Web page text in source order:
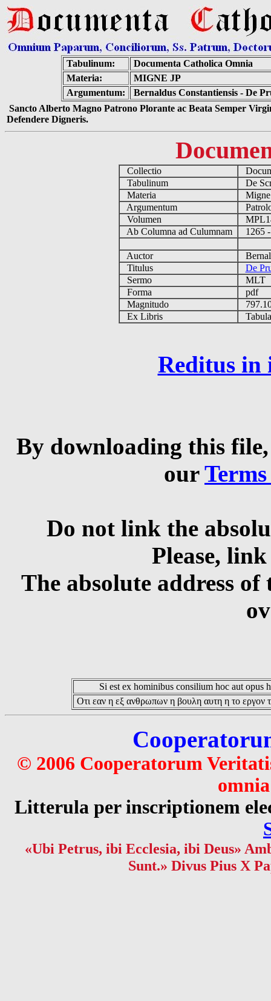
Tabulinum:
Documenta Catholica Omnia
Materia:
MIGNE JP
Argumentum:
Bernaldus Constantiensis - De
Sancto Alberto Magno Patrono Plorante ac Beata Semper
Defendere Digneris.
Collectio
Tabulinum
De
Materia
Argumentum
Volumen
Ab Columna ad Culumnam
1265
Auctor
Titulus
De
Sermo
MLT
Forma
pdf
Magnitudo
Ex Libris
Reditus in
By downloading this
our
Do not link the
Please,
The absolute address
Si est ex hominibus consilium hoc aut opus
Οτι εαν η εξ ανθρωπων η βουλη αυτη η το εργον
© 2006 Cooperatorum
Litterula per inscriptionem
«Ubi Petrus, ibi Ecclesia, ibi Deus»
Sunt.» Divus Pius X